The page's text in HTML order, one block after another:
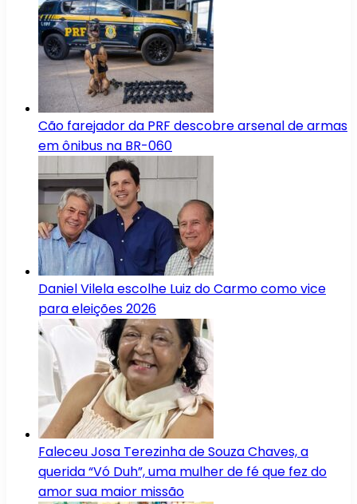
Cão farejador da PRF descobre arsenal de armas
em ônibus na BR-060
Daniel Vilela escolhe Luiz do Carmo como vice
para eleições 2026
Faleceu Josa Terezinha de Souza Chaves, a
querida “Vó Duh”, uma mulher de fé que fez do
amor sua maior missão